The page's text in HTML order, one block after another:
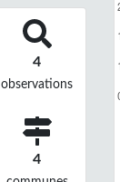
4
observations
4